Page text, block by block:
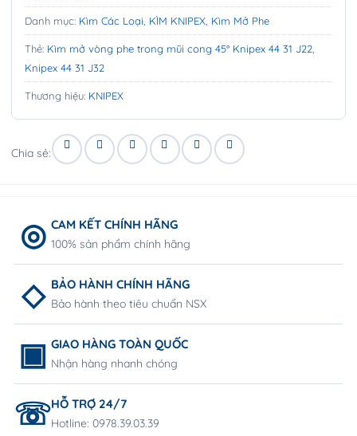
Danh mục: Kìm Các Loại KÌM KNIPEX Kìm Mở Phe
Thẻ: Kìm mở vòng phe trong mũi cong 45° Knipex 44 31 J22
Knipex 44 31 J32
Thương hiệu: KNIPEX
Chia sẻ:
CAM KẾT CHÍNH HÃNG
100% sản phẩm chính hãng
BẢO HÀNH CHÍNH HÃNG
Bảo hành theo tiêu chuẩn NSX
GIAO HÀNG TOÀN QUỐC
Nhận hàng nhanh chóng
HỖ TRỢ 24/7
Hotline: 0978.39.03.39